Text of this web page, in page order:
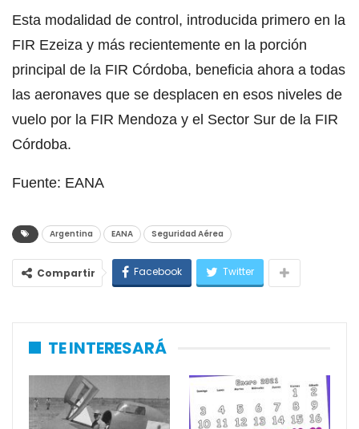
Esta modalidad de control, introducida primero en la
FIR Ezeiza y más recientemente en la porción
principal de la FIR Córdoba, beneficia ahora a todas
las aeronaves que se desplacen en esos niveles de
vuelo por la FIR Mendoza y el Sector Sur de la FIR
Córdoba.
Fuente: EANA
Argentina EANA Seguridad Aérea
Compartir Facebook Twitter
TE INTERESARÁ